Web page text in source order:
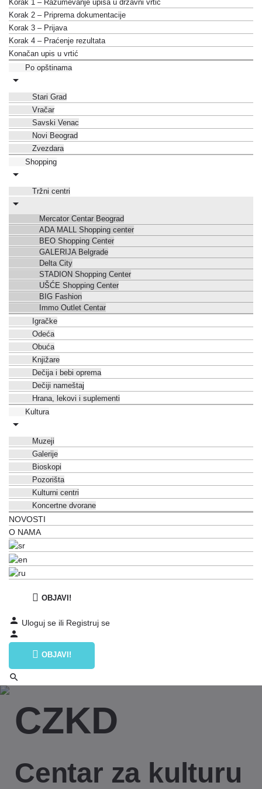
Korak 1 – Razumevanje upisa u državni vrtić
Korak 2 – Priprema dokumentacije
Korak 3 – Prijava
Korak 4 – Praćenje rezultata
Konačan upis u vrtić
Po opštinama
Stari Grad
Vračar
Savski Venac
Novi Beograd
Zvezdara
Shopping
Tržni centri
Mercator Centar Beograd
ADA MALL Shopping center
BEO Shopping Center
GALERIJA Belgrade
Delta City
STADION Shopping Center
UŠĆE Shopping Center
BIG Fashion
Immo Outlet Centar
Igračke
Odeća
Obuća
Knjižare
Dečija i bebi oprema
Dečiji nameštaj
Hrana, lekovi i suplementi
Kultura
Muzeji
Galerije
Bioskopi
Pozorišta
Kulturni centri
Koncertne dvorane
NOVOSTI
O NAMA
OBJAVI!
Uloguj se ili Registruj se
OBJAVI!
CZKD
Centar za kulturu